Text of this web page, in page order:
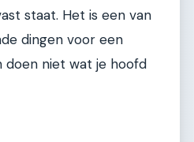
staat. Het is een van
dingen voor een
doen niet wat je hoofd